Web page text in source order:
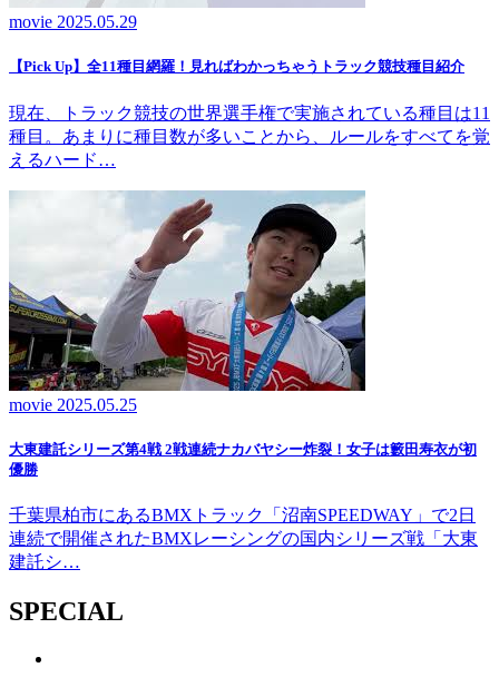
movie 2025.05.29
【Pick Up】全11種目網羅！見ればわかっちゃうトラック競技種目紹介
現在、トラック競技の世界選手権で実施されている種目は11
種目。あまりに種目数が多いことから、ルールをすべてを覚
えるハード…
movie 2025.05.25
大東建託シリーズ第4戦 2戦連続ナカバヤシー炸裂！女子は籔田寿衣が初
優勝
千葉県柏市にあるBMXトラック「沼南SPEEDWAY」で2日
連続で開催されたBMXレーシングの国内シリーズ戦「大東
建託シ…
SPECIAL